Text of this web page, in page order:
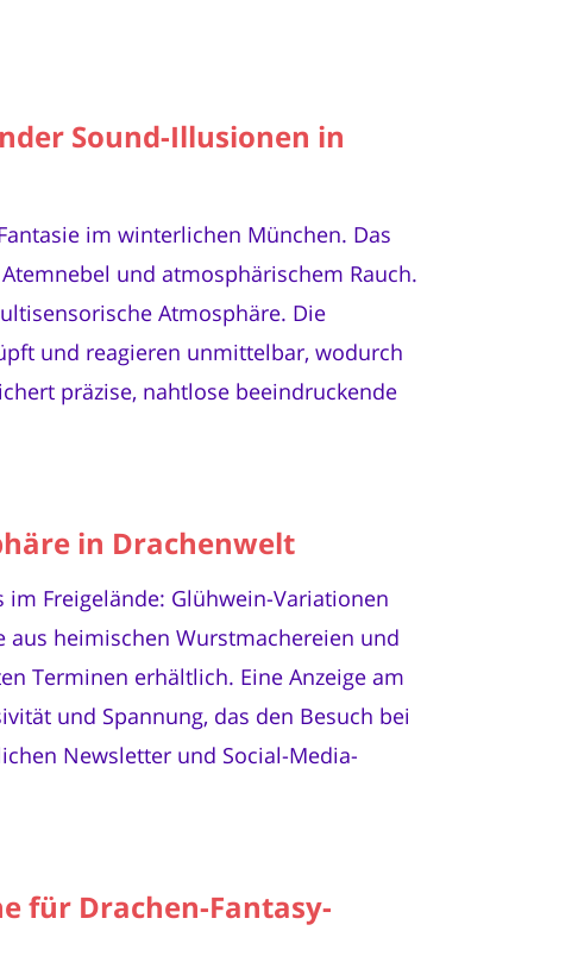
Sound-Illusionen in
im winterlichen München. Das
und atmosphärischem Rauch.
Atmosphäre. Die
und reagieren unmittelbar, wodurch
präzise, nahtlose beeindruckende
in Drachenwelt
im Freigelände: Glühwein-Variationen
heimischen Wurstmachereien und
Terminen erhältlich. Eine Anzeige am
und Spannung, das den Besuch bei
Newsletter und Social-Media-
für Drachen-Fantasy-